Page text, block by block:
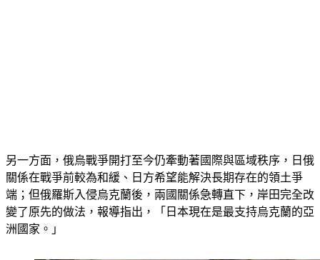
另一方面，俄烏戰爭開打至今仍牽動著國際與區域秩序，日俄
關係在戰爭前較為和緩、日方希望能解決長期存在的領土爭
端；但俄羅斯入侵烏克蘭後，兩國關係急轉直下，岸田完全改
變了原先的做法，報導指出，「日本現在是最支持烏克蘭的亞
洲國家。」